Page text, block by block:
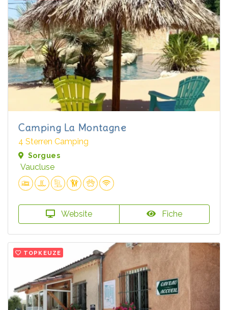
Camping La Montagne
4 Sterren Camping
Sorgues
Vaucluse
Website Fiche
TOPKEUZE